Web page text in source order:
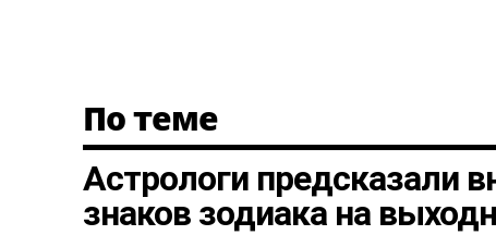
По теме
Астрологи предсказали
знаков зодиака на